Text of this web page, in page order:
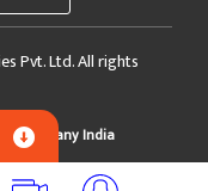
Pvt. Ltd. All rights
Company India